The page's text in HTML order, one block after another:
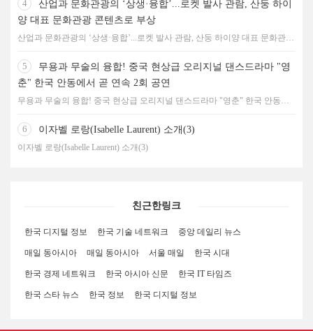
4
산업과 문화관광의 ‘상생·융합’...로켓 발사 관람, 산둥 하이
양 대표 문화관광 콘텐츠로 부상
산업과 문화관광의 ‘상생·융합’...로켓 발사 관람, 산둥 하이양 대표 문화관광
5
무용과 무술의 융합! 중국 현상급 오리지널 댄스드라마 "영
춘" 한국 안동에서 곧 연속 2회 공연
무용과 무술의 융합! 중국 현상급 오리지널 댄스드라마 "영춘" 한국 안동에
6 이자벨 로랑(Isabelle Laurent) 소개(3)
이자벨 로랑(Isabelle Laurent) 소개(3)
친근한링크
한국 디지털 정보 한국 기술 네트워크 중앙 데일리 뉴스
매일 동아시아 매일 동아시아 서울 매일 한국 시대
한국 경제 네트워크 한국 아시아 신문 한국 IT 타임즈
한국 스타 뉴스 한국 정보 한국 디지털 정보